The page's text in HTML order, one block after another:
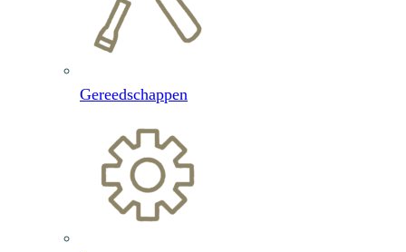
Gereedschappen